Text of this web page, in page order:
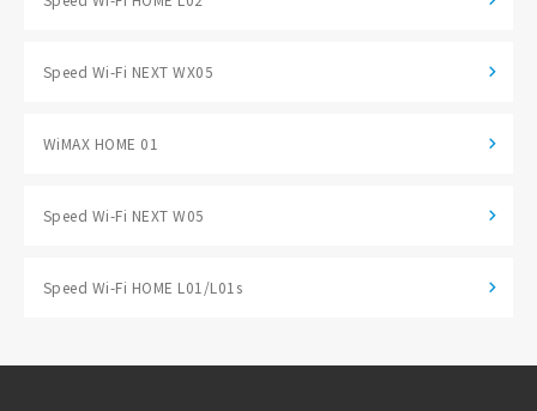
Speed Wi-Fi NEXT WX05
WiMAX HOME 01
Speed Wi-Fi NEXT W05
Speed Wi-Fi HOME L01/L01s